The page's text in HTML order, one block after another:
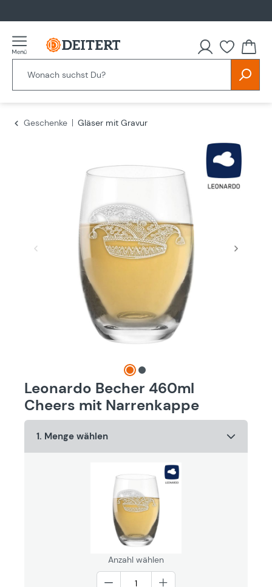
Du
Geschenke Gläser mit Gravur
Leonardo Becher 460ml
Cheers mit Narrenkappe
1. Menge wählen
Anzahl wählen